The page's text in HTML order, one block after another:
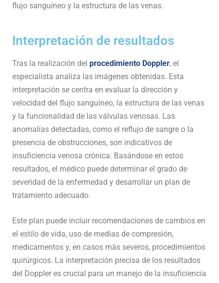
flujo sanguíneo y la estructura de las venas.
Interpretación de resultados
Tras la realización del procedimiento Doppler, el
especialista analiza las imágenes obtenidas. Esta
interpretación se centra en evaluar la dirección y
velocidad del flujo sanguíneo, la estructura de las venas
y la funcionalidad de las válvulas venosas. Las
anomalías detectadas, como el reflujo de sangre o la
presencia de obstrucciones, son indicativos de
insuficiencia venosa crónica. Basándose en estos
resultados, el médico puede determinar el grado de
severidad de la enfermedad y desarrollar un plan de
tratamiento adecuado.
Este plan puede incluir recomendaciones de cambios en
el estilo de vida, uso de medias de compresión,
medicamentos y, en casos más severos, procedimientos
quirúrgicos. La interpretación precisa de los resultados
del Doppler es crucial para un manejo de la insuficiencia